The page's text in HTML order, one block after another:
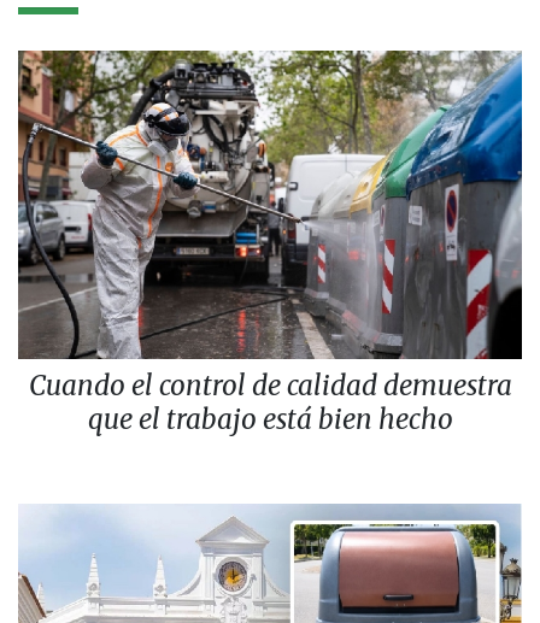
Cuando el control de calidad demuestra
que el trabajo está bien hecho